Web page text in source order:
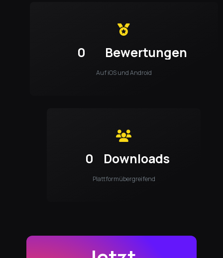
0 Bewertungen
Auf iOS und Android
0 Downloads
Plattformübergreifend